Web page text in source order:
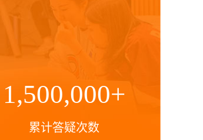
1,500,000+
累计答疑次数